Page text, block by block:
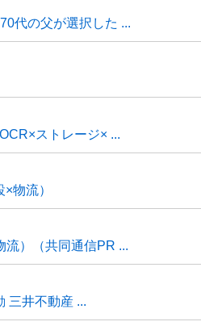
代の父が選択した ...
ストレージ× ...
物流）
流）（共同通信PR ...
三井不動産 ...